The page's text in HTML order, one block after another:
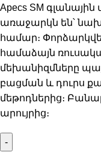
Apecs SM
առաջարկն են՝
համար։
համաձայն
մեխանիզմները
բացման և դուրս
մեթոդներից։
արույրից։